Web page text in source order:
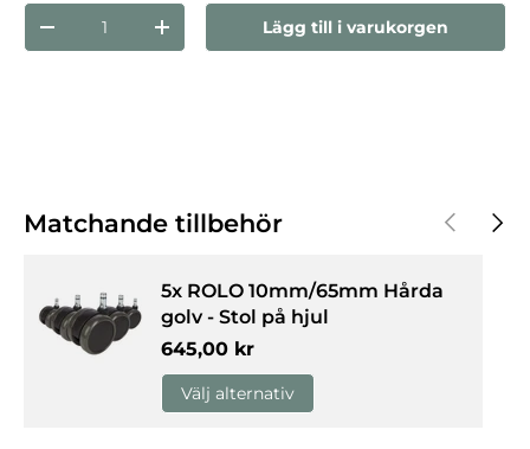
nummer
Minska mängdenÖka kvantitetenLägg till i varukorgen
Matchande tillbehör Nästa
5x ROLO 10mm/65mm Hårda
golv - Stol på hjul
Normalpris
645,00 kr
Välj alternativ